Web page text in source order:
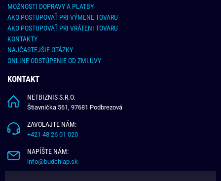
MOŽNOSTI DOPRAVY A PLATBY
AKO POSTUPOVAŤ PRI VÝMENE TOVARU
AKO POSTUPOVAŤ PRI VRÁTENI TOVARU
KONTAKTY
NAJČASTEJŠIE OTÁZKY
ONLINE ODSTÚPENIE OD ZMLUVY
KONTAKT
NETBIZNIS S.R.O.
Štiavnička 561, 97681 Podbrezová
ZAVOLAJTE NÁM:
+421 48 26 01 020
NAPÍŠTE NÁM:
info@budchlap.sk